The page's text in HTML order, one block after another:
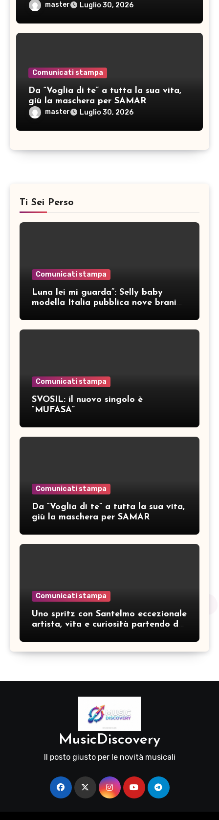
master Luglio 30, 2026
Comunicati stampa
Da “Voglia di te” a tutta la sua vita,
giù la maschera per SAMAR
master Luglio 30, 2026
Ti Sei Perso
Comunicati stampa
Luna lei mi guarda”: Selly baby
modella Italia pubblica nove brani
Comunicati stampa
SVOSIL: il nuovo singolo è
“MUFASA”
Comunicati stampa
Da “Voglia di te” a tutta la sua vita,
giù la maschera per SAMAR
Comunicati stampa
Uno spritz con Santelmo eccezionale
artista, vita e curiosità partendo da
MusicDiscovery
Il posto giusto per le novità musicali